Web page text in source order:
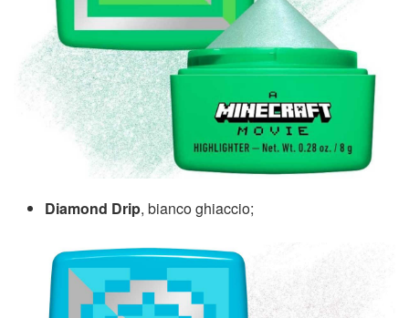
Diamond Drip, bianco ghiaccio;